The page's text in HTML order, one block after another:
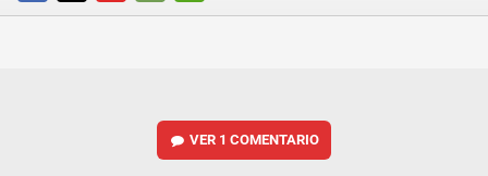
FACEBOOKTWITTERFLIPBOARD
E-
WHATSAPP
VER 1 COMENTARIO